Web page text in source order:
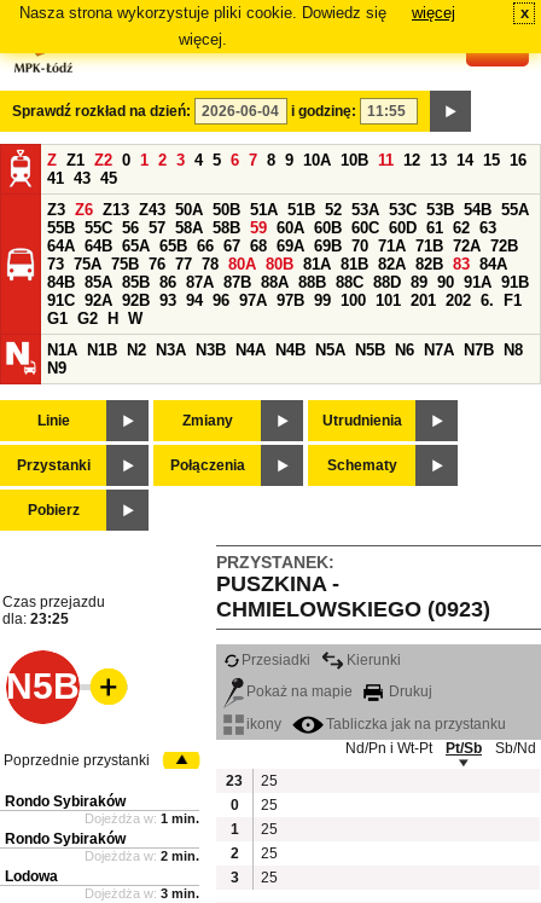
Nasza strona wykorzystuje pliki cookie. Dowiedz się
więcej.
więcej x
Sprawdź rozkład na dzień: i godzinę:
Z Z1 Z2 0 1 2 3 4 5 6 7 8 9 10A 10B 11 12 13 14 15 16
41 43 45
Z3 Z6 Z13 Z43 50A 50B 51A 51B 52 53A 53C 53B 54B 55A
55B 55C 56 57 58A 58B 59 60A 60B 60C 60D 61 62 63
64A 64B 65A 65B 66 67 68 69A 69B 70 71A 71B 72A 72B
73 75A 75B 76 77 78 80A 80B 81A 81B 82A 82B 83 84A
84B 85A 85B 86 87A 87B 88A 88B 88C 88D 89 90 91A 91B
91C 92A 92B 93 94 96 97A 97B 99 100 101 201 202 6.
F1
G1 G2 H
W
N1A
N1B N2 N3A N3B N4A N4B N5A N5B N6 N7A N7B
N8
N9
Linie Zmiany Utrudnienia
Przystanki Połączenia Schematy
Pobierz
PRZYSTANEK:
PUSZKINA -
CHMIELOWSKIEGO (0923)
Czas przejazdu
dla: 23:25
N5B
Przesiadki
Kierunki
Pokaż na mapie
Drukuj
ikony
Tabliczka jak na przystanku
Nd/Pn i Wt-Pt
Pt/Sb
Sb/Nd
23
25
0
25
1
25
2
25
3
25
Poprzednie przystanki
Rondo Sybiraków
Dojeżdża w: 1 min.
Rondo Sybiraków
Dojeżdża w: 2 min.
Lodowa
Dojeżdża w: 3 min.